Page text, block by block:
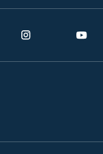
Instagram
the